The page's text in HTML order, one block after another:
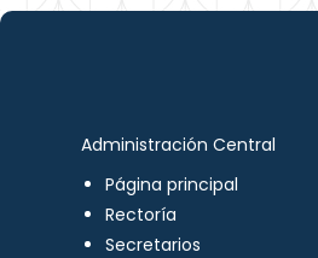
Administración Central
Página principal
Rectoría
Secretarios